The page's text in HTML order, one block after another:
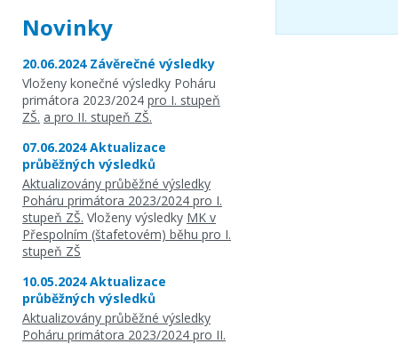
Novinky
20.06.2024 Závěrečné výsledky
Vloženy konečné výsledky Poháru
primátora 2023/2024 pro I. stupeň
ZŠ. a pro II. stupeň ZŠ.
07.06.2024 Aktualizace
průběžných výsledků
Aktualizovány průběžné výsledky
Poháru primátora 2023/2024 pro I.
stupeň ZŠ. Vloženy výsledky MK v
Přespolním (štafetovém) běhu pro I.
stupeň ZŠ
10.05.2024 Aktualizace
průběžných výsledků
Aktualizovány průběžné výsledky
Poháru primátora 2023/2024 pro II.